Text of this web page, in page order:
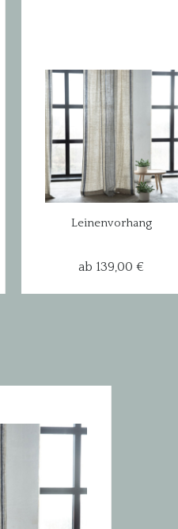
Leinenvorhang
ab 139,00 €